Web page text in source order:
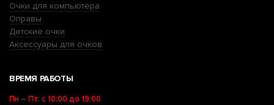
Очки для компьютера
Оправы
Детские очки
Аксессуары для очков
ВРЕМЯ РАБОТЫ
Пн – Пт: с 10:00 до 19:00